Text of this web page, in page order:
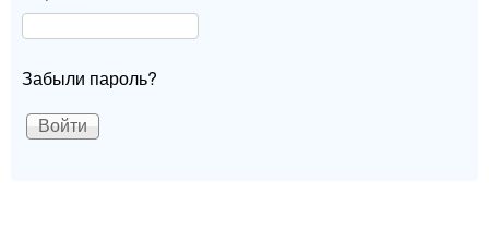
Забыли пароль?